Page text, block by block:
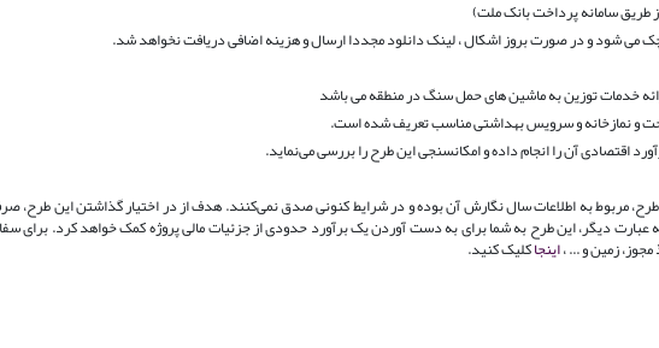
طریق سامانه پرداخت بانک ملت)
می شود و در صورت بروز اشکال ، لینک دانلود مجددا ارسال و هزینه اضافی دریافت نخواهد شد.
و نمازخانه و سرویس بهداشتی مناسب تعریف شده است.
اقتصادی آن را انجام داده و امکانسنجی این طرح را بررسی می‌نماید.
طرح، مربوط به اطلاعات سال نگارش آن بوده و در شرایط کنونی صدق نمی‌کنند. هدف از در اختیار گذاشتن این طرح،
عبارت دیگر، این طرح به شما برای به دست آوردن یک برآورد حدودی از جزئیات مالی پروژه کمک خواهد کرد. برای
زمین و ... ،اینجاکلیک کنید.